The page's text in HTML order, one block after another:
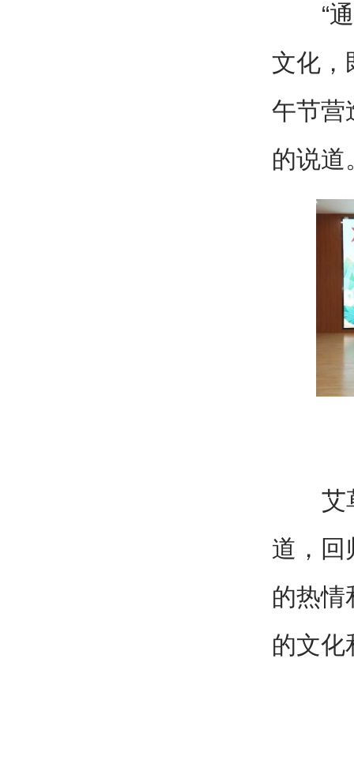
“通
文化，
午节营
的说道
艾草
道，回
的热情
的文化